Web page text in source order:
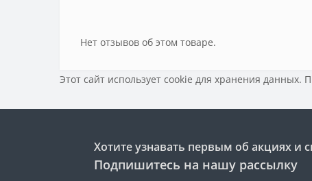
Нет отзывов об этом товаре.
Этот сайт использует cookie для хранения данных.
Хотите узнавать первым об акциях и
Подпишитесь на нашу рассылку